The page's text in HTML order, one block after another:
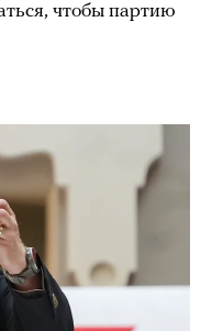
чтобы партию